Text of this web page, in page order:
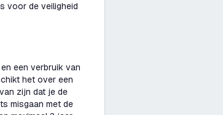
voor de veiligheid
een verbruik van
het over een
zijn dat je de
misgaan met de